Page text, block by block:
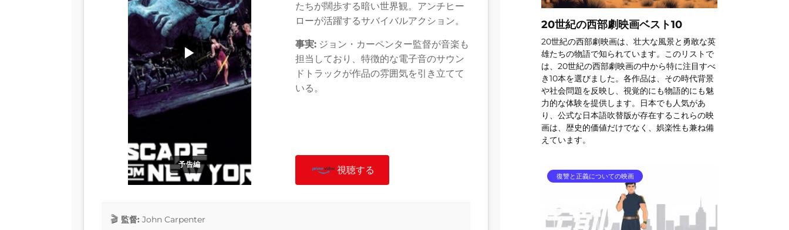
予告編
▶
たちが闊歩する暗い世界観。アンチヒー
ローが活躍するサバイバルアクション。
事実: ジョン・カーペンター監督が音楽も
担当しており、特徴的な電子音のサウン
ドトラックが作品の雰囲気を引き立てて
いる。
視聴する
監督: John Carpenter
20世紀の西部劇映画ベスト10
20世紀の西部劇映画は、壮大な風景と勇敢な英
雄たちの物語で知られています。このリストで
は、20世紀の西部劇映画の中から特に注目すべ
き10本を選びました。各作品は、その時代背景
や社会問題を反映し、視覚的にも物語的にも魅
力的な体験を提供します。日本でも人気があ
り、公式な日本語吹替版が存在するこれらの映
画は、歴史的価値だけでなく、娯楽性も兼ね備
えています。
復讐と正義についての映画